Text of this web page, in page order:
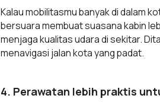
Kalau mobilitasmu banyak di dalam
bersuara membuat suasana kabin
menjaga kualitas udara di sekitar.
menavigasi jalan kota yang padat.
4. Perawatan lebih praktis